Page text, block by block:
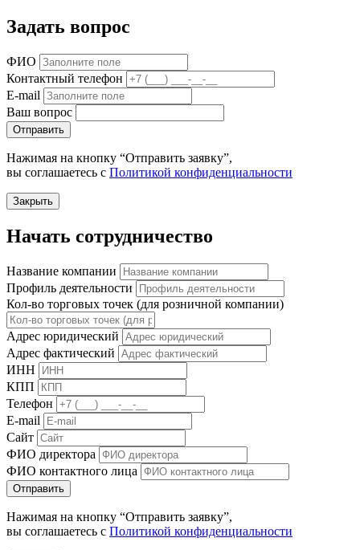
Задать вопрос
ФИО
Контактный телефон
E-mail
Ваш вопрос
Отправить
Нажимая на кнопку “Отправить заявку”,
вы соглашаетесь с Политикой конфиденциальности
Закрыть
Начать сотрудничество
Название компании
Профиль деятельности
Кол-во торговых точек (для розничной компании)
Адрес юридический
Адрес фактический
ИНН
КПП
Телефон
E-mail
Сайт
ФИО директора
ФИО контактного лица
Отправить
Нажимая на кнопку “Отправить заявку”,
вы соглашаетесь с Политикой конфиденциальности